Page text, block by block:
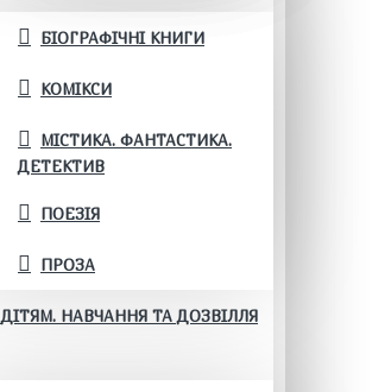
БІОГРАФІЧНІ КНИГИ
КОМІКСИ
МІСТИКА. ФАНТАСТИКА.
ДЕТЕКТИВ
ПОЕЗІЯ
ПРОЗА
ДІТЯМ. НАВЧАННЯ ТА ДОЗВІЛЛЯ